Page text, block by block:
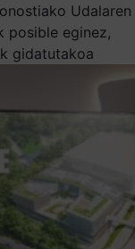
Udalaren
posible eginez,
gidatutakoa